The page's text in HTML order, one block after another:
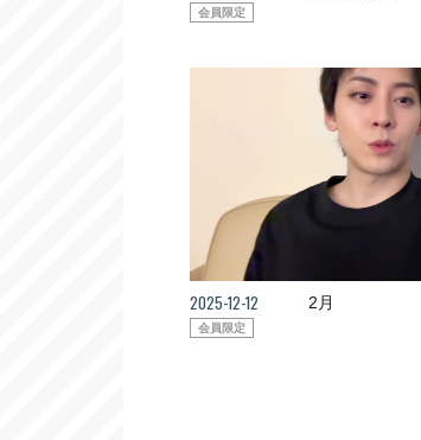
会員限定
2025-12-12
会員限定
2月